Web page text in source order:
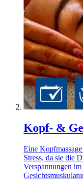
Kopf- &
Eine
Stress, da sie die
Verspannungen